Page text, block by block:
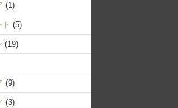
(1)
(5)
(19)
(9)
(3)